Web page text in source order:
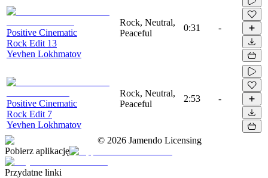
Positive Cinematic
Rock Edit 13
Yevhen Lokhmatov
Rock, Neutral,
Peaceful
0:31 -
Positive Cinematic
Rock Edit 7
Yevhen Lokhmatov
Rock, Neutral,
Peaceful
2:53 -
© 2026 Jamendo Licensing
Pobierz aplikację
Przydatne linki